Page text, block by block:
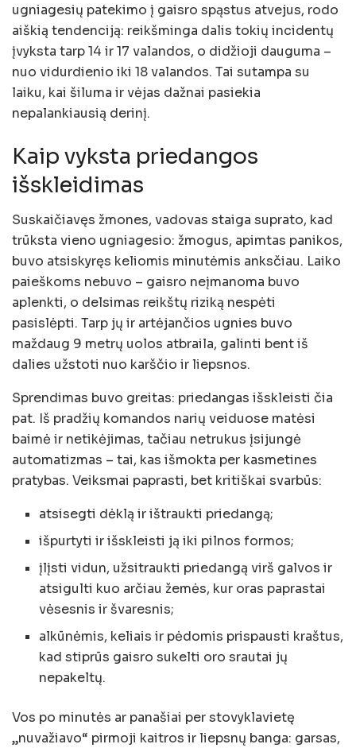
ugniagesių patekimo į gaisro spąstus atvejus, rodo
aiškią tendenciją: reikšminga dalis tokių incidentų
įvyksta tarp 14 ir 17 valandos, o didžioji dauguma –
nuo vidurdienio iki 18 valandos. Tai sutampa su
laiku, kai šiluma ir vėjas dažnai pasiekia
nepalankiausią derinį.
Kaip vyksta priedangos
išskleidimas
Suskaičiavęs žmones, vadovas staiga suprato, kad
trūksta vieno ugniagesio: žmogus, apimtas panikos,
buvo atsiskyręs keliomis minutėmis anksčiau. Laiko
paieškoms nebuvo – gaisro neįmanoma buvo
aplenkti, o delsimas reikštų riziką nespėti
pasislėpti. Tarp jų ir artėjančios ugnies buvo
maždaug 9 metrų uolos atbraila, galinti bent iš
dalies užstoti nuo karščio ir liepsnos.
Sprendimas buvo greitas: priedangas išskleisti čia
pat. Iš pradžių komandos narių veiduose matėsi
baimė ir netikėjimas, tačiau netrukus įsijungė
automatizmas – tai, kas išmokta per kasmetines
pratybas. Veiksmai paprasti, bet kritiškai svarbūs:
atsisegti dėklą ir ištraukti priedangą;
išpurtyti ir išskleisti ją iki pilnos formos;
įlįsti vidun, užsitraukti priedangą virš galvos ir
atsigulti kuo arčiau žemės, kur oras paprastai
vėsesnis ir švaresnis;
alkūnėmis, keliais ir pėdomis prispausti kraštus,
kad stiprūs gaisro sukelti oro srautai jų
nepakeltų.
Vos po minutės ar panašiai per stovyklavietę
„nuvažiavo“ pirmoji kaitros ir liepsnų banga: garsas,